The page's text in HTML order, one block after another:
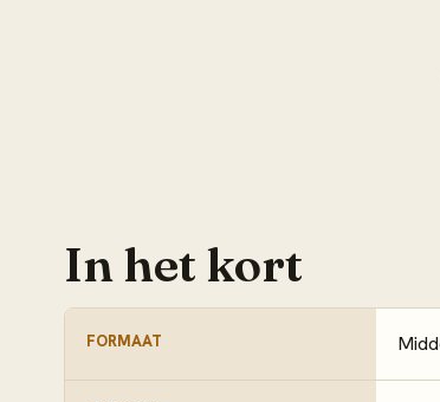
In het kort
FORMAAT